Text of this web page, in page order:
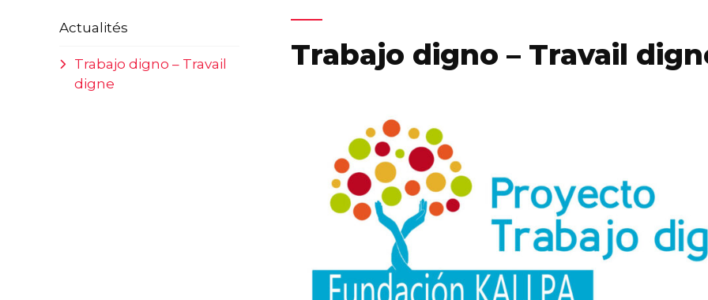
Actualités
Trabajo digno – Travail
digne
Trabajo digno – Travail